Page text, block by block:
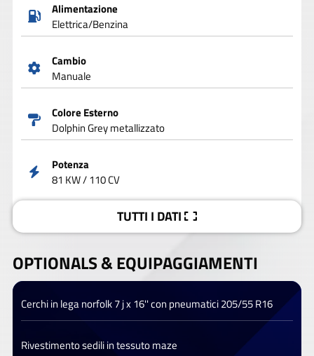
Alimentazione
Elettrica/Benzina
Cambio
Manuale
Colore Esterno
Dolphin Grey metallizzato
Potenza
81 KW / 110 CV
TUTTI I DATI
OPTIONALS &EQUIPAGGIAMENTI
Cerchi in lega norfolk 7 j x 16'' con pneumatici 205/55 R16
Rivestimento sedili in tessuto maze